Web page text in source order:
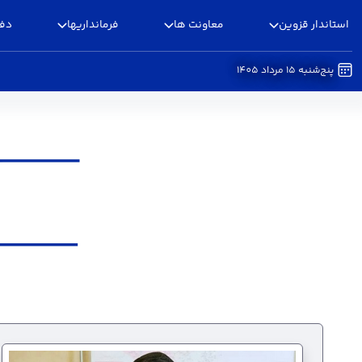
استاندار قزوین معاونت ها فرمانداریها
پنج‌شنبه 15 مرداد 1405